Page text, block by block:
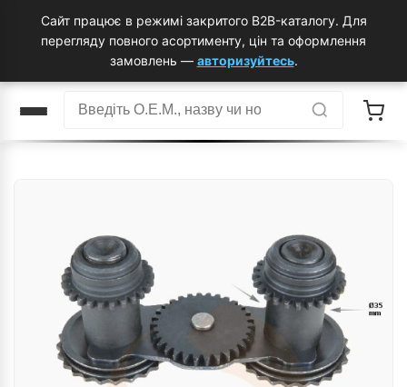
Сайт працює в режимі закритого B2B-каталогу. Для
перегляду повного асортименту, цін та оформлення
замовлень — авторизуйтесь.